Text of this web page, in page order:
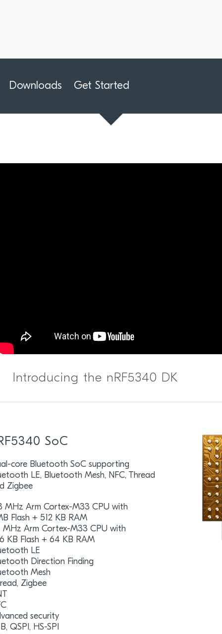
Downloads Get Started
Introducing the nRF5340 DK
SoC
core Bluetooth SoC supporting
LE, Bluetooth Mesh, NFC, Thread
Zigbee
MHz Arm Cortex-M33 CPU with
Flash + 512 KB RAM
MHz Arm Cortex-M33 CPU with
KB Flash + 64 KB RAM
LE
Direction Finding
Mesh
Zigbee
security
QSPI, HS-SPI